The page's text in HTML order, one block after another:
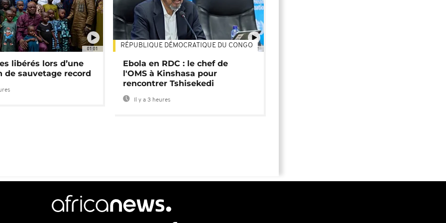
01:01
libérés lors d’une
de sauvetage record
01:02
RÉPUBLIQUE DÉMOCRATIQUE DU CONGO
Ebola en RDC : le chef de
l'OMS à Kinshasa pour
rencontrer Tshisekedi
Il y a 3 heures